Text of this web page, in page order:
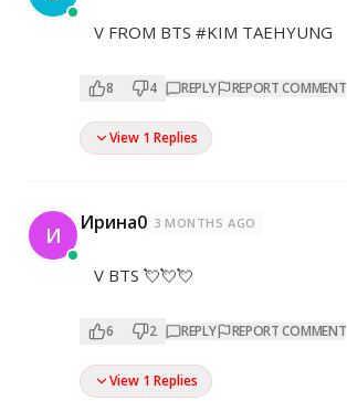
V FROM BTS #KIM TAEHYUNG
8 4 REPLY REPORT COMMENT
View 1 Replies
И Ирина0 3 MONTHS AGO
V BTS 💘💘💘
6 2 REPLY REPORT COMMENT
View 1 Replies